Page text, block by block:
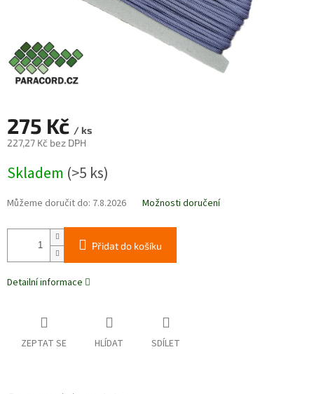
275 Kč / ks
227,27 Kč bez DPH
cena:
Skladem (>5 ks)
Můžeme doručit do: 7.8.2026 Možnosti doručení
Přidat do košíku
Detailní informace
ZEPTAT SE HLÍDAT SDÍLET